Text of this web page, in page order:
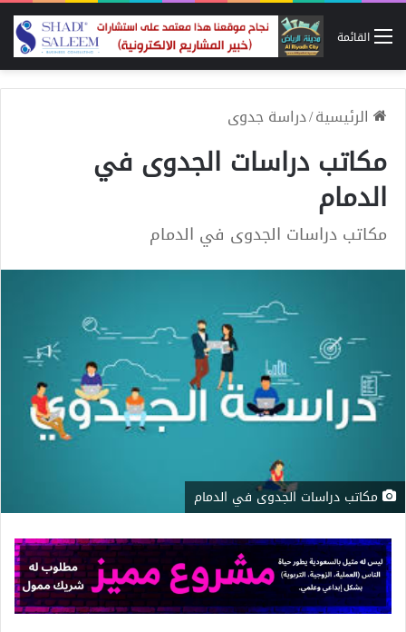
القائمة
الرئيسية/دراسة جدوى
مكاتب دراسات الجدوى في
الدمام
مكاتب دراسات الجدوى في الدمام
مكاتب دراسات الجدوى في الدمام